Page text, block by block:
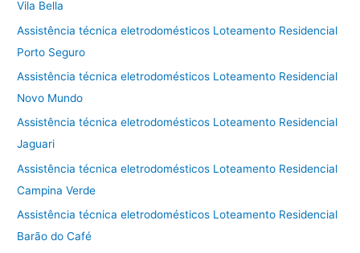
Vila Bella
Assistência técnica eletrodomésticos Loteamento Residencial
Porto Seguro
Assistência técnica eletrodomésticos Loteamento Residencial
Novo Mundo
Assistência técnica eletrodomésticos Loteamento Residencial
Jaguari
Assistência técnica eletrodomésticos Loteamento Residencial
Campina Verde
Assistência técnica eletrodomésticos Loteamento Residencial
Barão do Café